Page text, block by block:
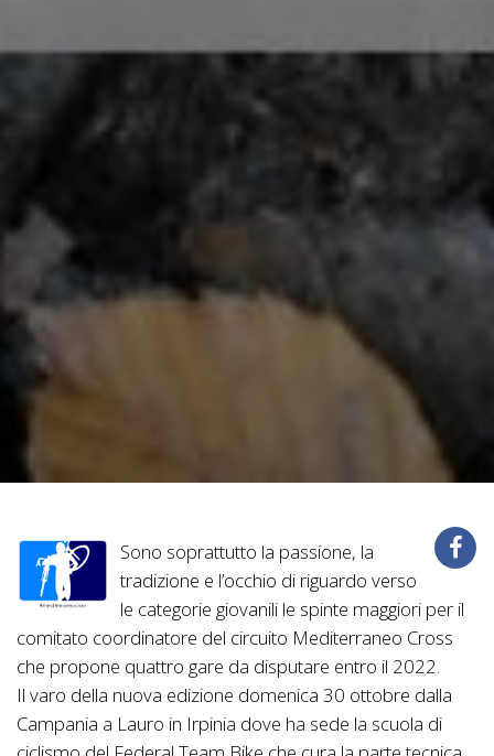
Sono soprattutto la passione, la
tradizione e l’occhio di riguardo verso
le categorie giovanili le spinte maggiori per il
comitato coordinatore del circuito Mediterraneo Cross
che propone quattro gare da disputare entro il 2022.
Il varo della nuova edizione domenica 30 ottobre dalla
Campania a Lauro in Irpinia dove ha sede la scuola di